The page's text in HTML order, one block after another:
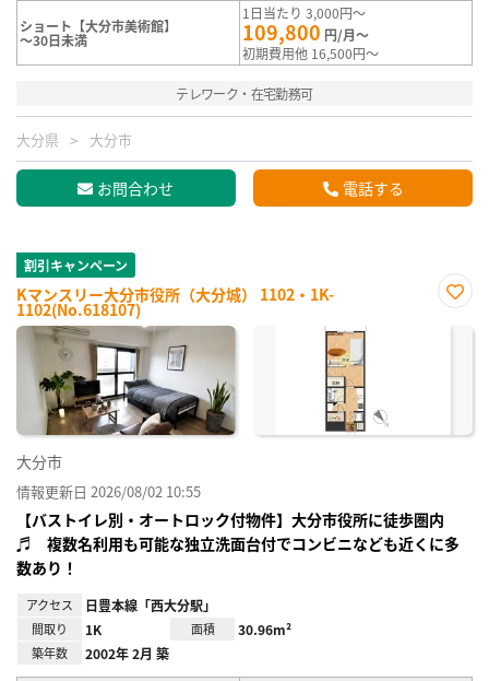
ショート【大分市美術館】
～30日未満
1日当たり 3,000円～
109,800 円/月～
初期費用他 16,500円～
テレワーク・在宅勤務可
大分県 大分市
お問合わせ 電話する
割引キャンペーン
Kマンスリー大分市役所（大分城） 1102・1K-
1102(No.618107)
に入
大分市
情報更新日 2026/08/02 10:55
【バストイレ別・オートロック付物件】大分市役所に徒歩圏内
♬ 複数名利用も可能な独立洗面台付でコンビニなども近くに多
数あり！
アクセス 日豊本線「西大分駅」
間取り 1K 面積 30.96m²
築年数 2002年 2月 築